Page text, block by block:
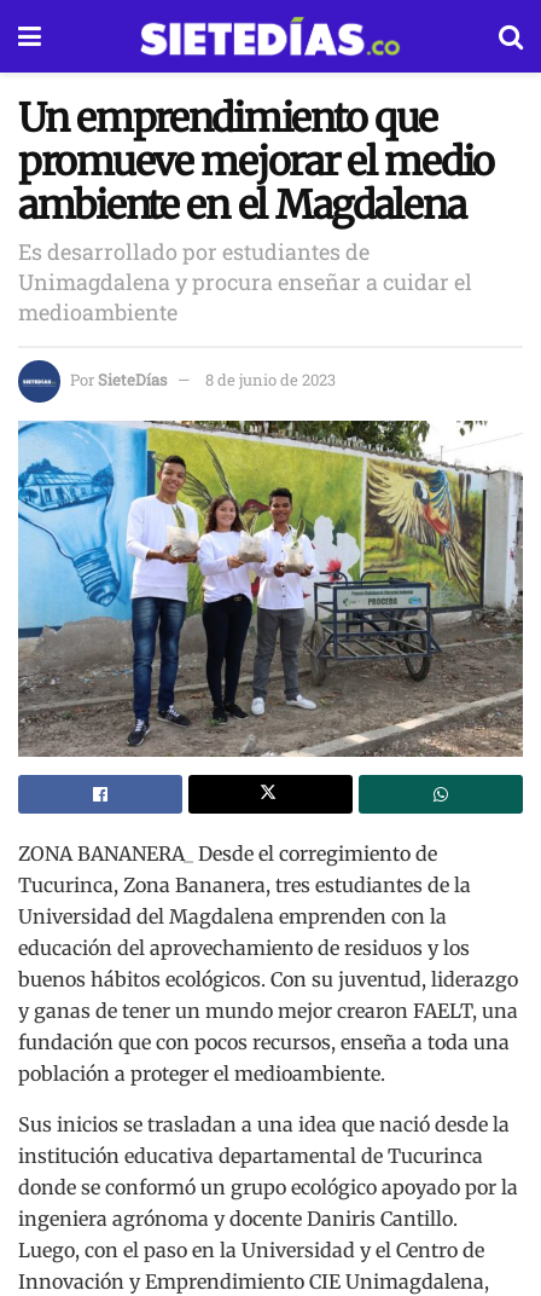
Un emprendimiento que
promueve mejorar el medio
ambiente en el Magdalena
Es desarrollado por estudiantes de
Unimagdalena y procura enseñar a cuidar el
medioambiente
PorSieteDías 8 de junio de 2023
ZONA BANANERA_ Desde el corregimiento de
Tucurinca, Zona Bananera, tres estudiantes de la
Universidad del Magdalena emprenden con la
educación del aprovechamiento de residuos y los
buenos hábitos ecológicos. Con su juventud, liderazgo
y ganas de tener un mundo mejor crearon FAELT, una
fundación que con pocos recursos, enseña a toda una
población a proteger el medioambiente.
Sus inicios se trasladan a una idea que nació desde la
institución educativa departamental de Tucurinca
donde se conformó un grupo ecológico apoyado por la
ingeniera agrónoma y docente Daniris Cantillo.
Luego, con el paso en la Universidad y el Centro de
Innovación y Emprendimiento CIE Unimagdalena,